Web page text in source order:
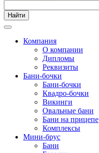
Найти
Компания
О компании
Дипломы
Реквизиты
Бани-бочки
Бани-бочки
Квадро-бочки
Викинги
Овальные бани
Бани на прицепе
Комплексы
Мини-брус
Бани